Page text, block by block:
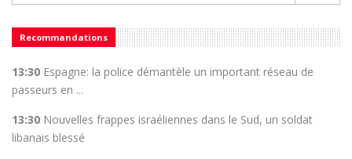
Recommandations
13:30 Espagne: la police démantèle un important réseau de
passeurs en ...
13:30 Nouvelles frappes israéliennes dans le Sud, un soldat
libanais blessé